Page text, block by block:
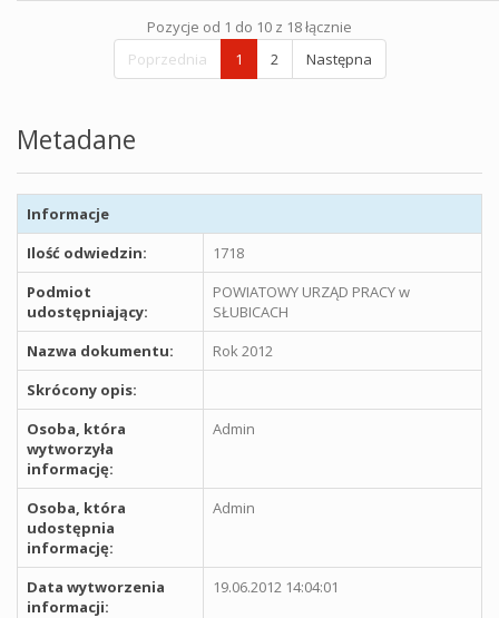
Pozycje od 1 do 10 z 18 łącznie
Poprzednia
1 2 Następna
Metadane
Informacje
Ilość odwiedzin:
1718
Podmiot
udostępniający:
POWIATOWY URZĄD PRACY w
SŁUBICACH
Nazwa dokumentu:
Rok 2012
Skrócony opis:
Osoba, która
wytworzyła
informację:
Admin
Osoba, która
udostępnia
informację:
Admin
Data wytworzenia
informacji:
19.06.2012 14:04:01